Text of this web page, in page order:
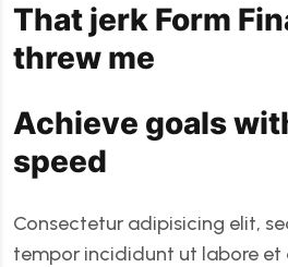
That jerk Form
threw me
Achieve goals
speed
Consectetur adipisicing elit,
tempor incididunt ut labore